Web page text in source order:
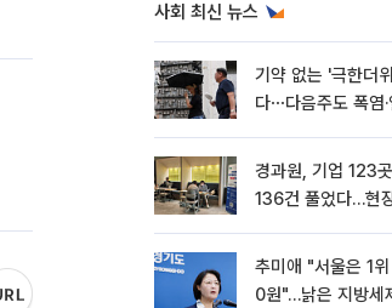
사회 최신 뉴스
기약 없는 '극한더
다⋯다음주도 폭염
경과원, 기업 123
136건 풀었다…현
추미애 "서울은 1
0원"…낡은 지방세